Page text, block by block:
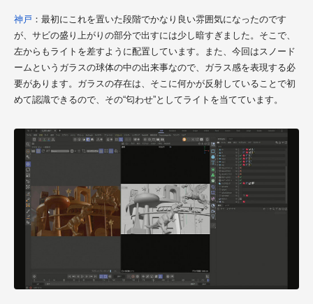
神戸 ：最初にこれを置いた段階でかなり良い雰囲気になったのです
が、サビの盛り上がりの部分で出すには少し暗すぎました。そこで、
左からもライトを差すように配置しています。また、今回はスノード
ームというガラスの球体の中の出来事なので、ガラス感を表現する必
要があります。ガラスの存在は、そこに何かが反射していることで初
めて認識できるので、その“匂わせ”としてライトを当てています。